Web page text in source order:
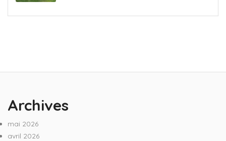
Archives
mai 2026
avril 2026